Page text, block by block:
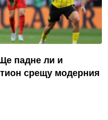
падне ли и
срещу модерния